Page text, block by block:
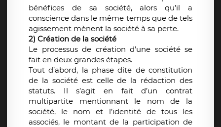
bénéfices de sa société, alors qu’il a
conscience dans le même temps que de tels
agissement mènent la société à sa perte.
2) Création de la société
Le processus de création d’une société se
fait en deux grandes étapes.
Tout d’abord, la phase dite de constitution
de la société est celle de la rédaction des
statuts. Il s’agit en fait d’un contrat
multipartite mentionnant le nom de la
société, le nom et l’identité de tous les
associés, le montant de la participation de